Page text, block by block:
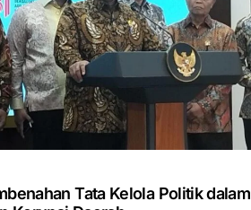
Tata Kelola Politik dalam